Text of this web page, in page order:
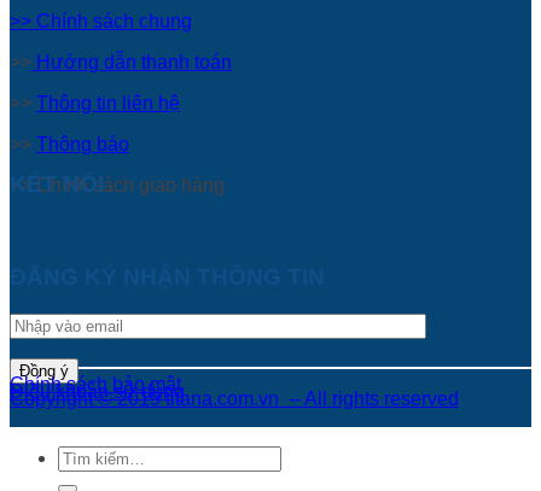
>> Chính sách chung
>> Hướng dẫn thanh toán
>> Thông tin liên hệ
>> Thông báo
>> Chính sách giao hàng
KẾT NỐI
Copyright © 2019 titana.com.vn -- All rights reserved
Điều khoản sử dụng
Chính sách bảo mật
Tìm
kiếm: